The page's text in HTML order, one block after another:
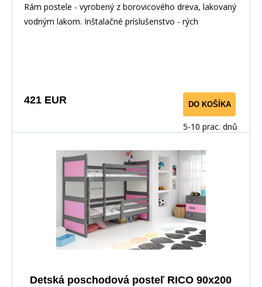
Rám postele - vyrobený z borovicového dreva, lakovaný
vodným lakom. Inštalačné príslušenstvo - rých
421 EUR DO KOŠÍKA
5-10 prac. dnů
Detská poschodová posteľ RICO 90x200